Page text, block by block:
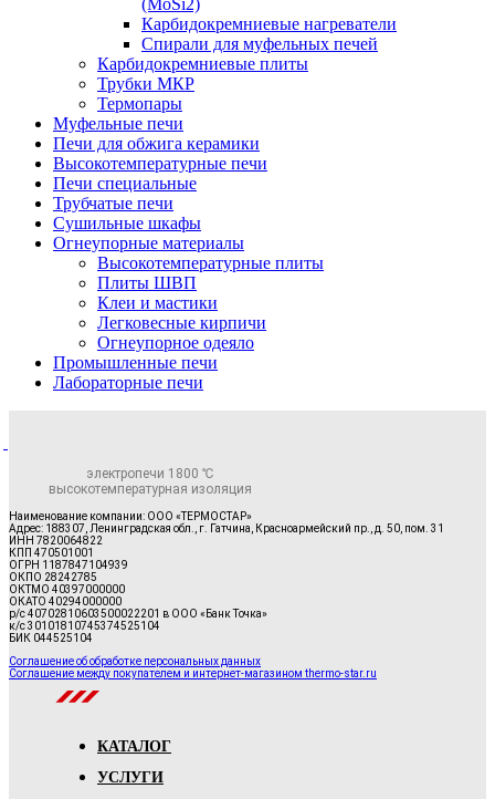
(MoSi2)
Карбидокремниевые нагреватели
Спирали для муфельных печей
Карбидокремниевые плиты
Трубки МКР
Термопары
Муфельные печи
Печи для обжига керамики
Высокотемпературные печи
Печи специальные
Трубчатые печи
Сушильные шкафы
Огнеупорные материалы
Высокотемпературные плиты
Плиты ШВП
Клеи и мастики
Легковесные кирпичи
Огнеупорное одеяло
Промышленные печи
Лабораторные печи
электропечи 1800 ℃
высокотемпературная изоляция
Наименование компании: ООО «ТЕРМОСТАР»
Адрес: 188307, Ленинградская обл., г. Гатчина, Красноармейский пр., д. 50, пом. 31
ИНН 7820064822
КПП 470501001
ОГРН 1187847104939
ОКПО 28242785
ОКТМО 40397000000
ОКАТО 40294000000
р/с 40702810603500022201 в ООО «Банк Точка»
к/с 30101810745374525104
БИК 044525104
Соглашение об обработке персональных данных
Соглашение между покупателем и интернет-магазином thermo-star.ru
КАТАЛОГ
УСЛУГИ